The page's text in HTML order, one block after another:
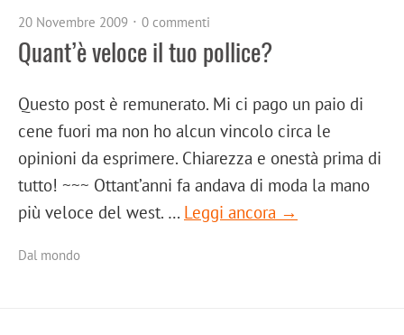
20 Novembre 2009 0 commenti
Quant’è veloce il tuo pollice?
Questo post è remunerato. Mi ci pago un paio di
cene fuori ma non ho alcun vincolo circa le
opinioni da esprimere. Chiarezza e onestà prima di
tutto! ~~~ Ottant’anni fa andava di moda la mano
più veloce del west. … Leggi ancora →
Dal mondo